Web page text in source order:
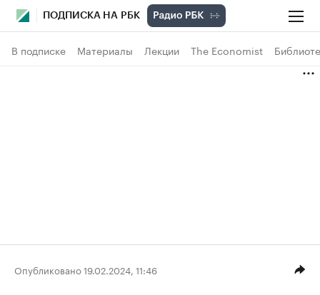
ПОДПИСКА НА РБК
В подписке Материалы Лекции The Economist
Опубликовано 19.02.2024, 11:46